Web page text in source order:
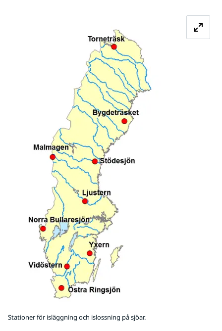
Stationer för isläggning och islossning på sjöar.